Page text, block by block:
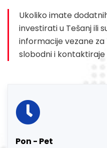
Ukoliko imate
investirati u Tešanj ili
informacije vezane za
slobodni i kontaktiraje
Pon - Pet